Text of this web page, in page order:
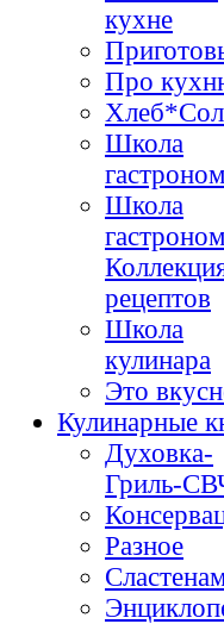
кухне
Про
Школа
Школа
рецептов
Школа
кулинара
Это
Кулинарные
Духовка-
Гриль-
Разное